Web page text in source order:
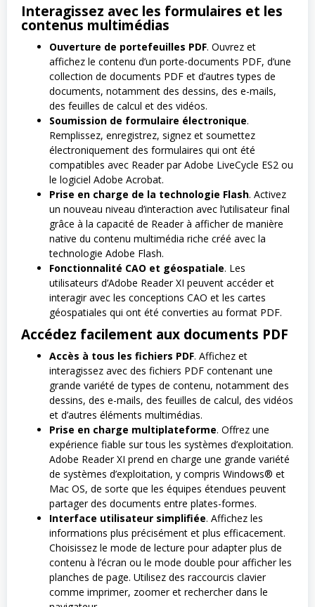
Interagissez avec les formulaires et les
contenus multimédias
Ouverture de portefeuilles PDF. Ouvrez et
affichez le contenu d’un porte-documents PDF, d’une
collection de documents PDF et d’autres types de
documents, notamment des dessins, des e-mails,
des feuilles de calcul et des vidéos.
Soumission de formulaire électronique.
Remplissez, enregistrez, signez et soumettez
électroniquement des formulaires qui ont été
compatibles avec Reader par Adobe LiveCycle ES2 ou
le logiciel Adobe Acrobat.
Prise en charge de la technologie Flash. Activez
un nouveau niveau d’interaction avec l’utilisateur final
grâce à la capacité de Reader à afficher de manière
native du contenu multimédia riche créé avec la
technologie Adobe Flash.
Fonctionnalité CAO et géospatiale. Les
utilisateurs d’Adobe Reader XI peuvent accéder et
interagir avec les conceptions CAO et les cartes
géospatiales qui ont été converties au format PDF.
Accédez facilement aux documents PDF
Accès à tous les fichiers PDF. Affichez et
interagissez avec des fichiers PDF contenant une
grande variété de types de contenu, notamment des
dessins, des e-mails, des feuilles de calcul, des vidéos
et d’autres éléments multimédias.
Prise en charge multiplateforme. Offrez une
expérience fiable sur tous les systèmes d’exploitation.
Adobe Reader XI prend en charge une grande variété
de systèmes d’exploitation, y compris Windows® et
Mac OS, de sorte que les équipes étendues peuvent
partager des documents entre plates-formes.
Interface utilisateur simplifiée. Affichez les
informations plus précisément et plus efficacement.
Choisissez le mode de lecture pour adapter plus de
contenu à l’écran ou le mode double pour afficher les
planches de page. Utilisez des raccourcis clavier
comme imprimer, zoomer et rechercher dans le